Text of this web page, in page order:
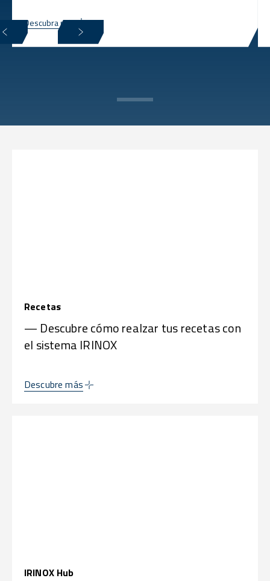
Descubra más
Recetas
— Descubre cómo realzar tus recetas con
el sistema IRINOX
Descubre más
IRINOX Hub